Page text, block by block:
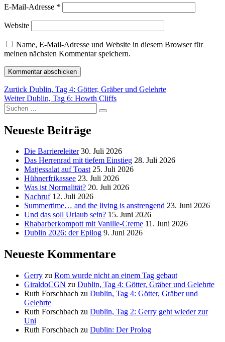
E-Mail-Adresse *
Website
Name, E-Mail-Adresse und Website in diesem Browser für
meinen nächsten Kommentar speichern.
Beitragsnavigation
Zurück Vorheriger
Beitrag:
Dublin, Tag 4: Götter, Gräber und Gelehrte
Weiter Nächster
Beitrag:
Dublin, Tag 6: Howth Cliffs
Suchen
nach:
Suchen
Neueste Beiträge
Die Barriereleiter 30. Juli 2026
Das Herrenrad mit tiefem Einstieg 28. Juli 2026
Matjessalat auf Toast 25. Juli 2026
Hühnerfrikassee 23. Juli 2026
Was ist Normalität? 20. Juli 2026
Nachruf 12. Juli 2026
Summertime… and the living is anstrengend 23. Juni 2026
Und das soll Urlaub sein? 15. Juni 2026
Rhabarberkompott mit Vanille-Creme 11. Juni 2026
Dublin 2026: der Epilog 9. Juni 2026
Neueste Kommentare
Gerry zu Rom wurde nicht an einem Tag gebaut
GiraldoCGN zu Dublin, Tag 4: Götter, Gräber und Gelehrte
Ruth Forschbach zu Dublin, Tag 4: Götter, Gräber und
Gelehrte
Ruth Forschbach zu Dublin, Tag 2: Gerry geht wieder zur
Uni
Ruth Forschbach zu Dublin: Der Prolog